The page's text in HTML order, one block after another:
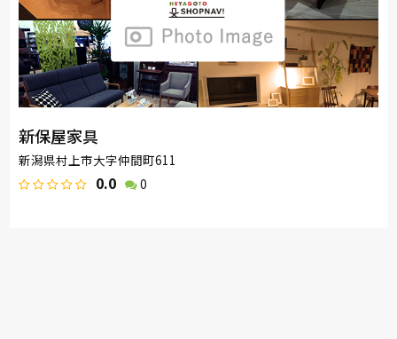
新保屋家具
新潟県村上市大字仲間町611
0.0 0